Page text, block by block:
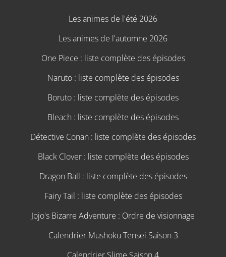
Les animes de l'été 2026
Les animes de l'automne 2026
One Piece : liste complète des épisodes
Naruto : liste complète des épisodes
Boruto : liste complète des épisodes
Bleach : liste complète des épisodes
Détective Conan : liste complète des épisodes
Black Clover : liste complète des épisodes
Dragon Ball : liste complète des épisodes
Fairy Tail : liste complète des épisodes
Jojo's Bizarre Adventure : Ordre de visionnage
Calendrier Mushoku Tensei Saison 3